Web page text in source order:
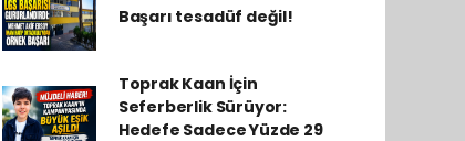
Başarı tesadüf değil!
Toprak Kaan İçin
Seferberlik Sürüyor:
Hedefe Sadece Yüzde 29